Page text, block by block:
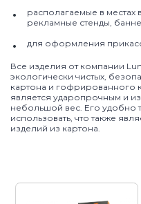
располагаемые в местах
рекламные стенды,
для оформления
Все изделия от компании
экологически чистых,
картона и гофрированного
является ударопрочным и
небольшой вес. Его удобно
использовать, что также
изделий из картона.